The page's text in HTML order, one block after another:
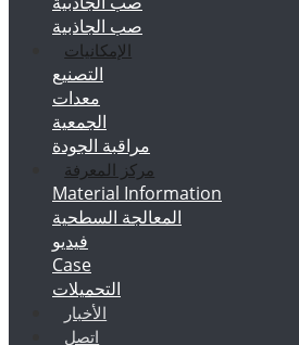
صب الجاذبية
الإمكانيات
التصنيع
معدات
الجمعية
مراقبة الجودة
مركز المعرفة
Material Information
المعالجة السطحية
فيديو
Case
التحميلات
الأخبار
اتصل